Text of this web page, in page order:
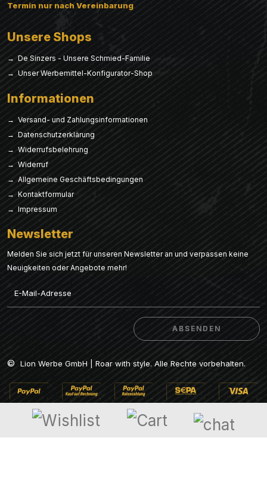
Termin nur nach Vereinbarung
Unsere Shops
→ De Sinzers - Unsere Schmied-Familie
→ Unser Werbemittel-Konfigurator-Shop
Informationen
→ Versand- und Zahlungsinformationen
→ Datenschutzerklärung
→ Widerrufsbelehrung
→ Widerruf
→ Allgemeine Geschäftsbedingungen
→ Kontaktformular
→ Impressum
Newsletter
Melden Sie sich jetzt für unseren Newsletter an und verpassen keine
Neuigkeiten oder Angebote mehr!
ABSENDEN
ABSENDEN
© Lion Werbe GmbH | Roar with style. Alle Rechte vorbehalten.